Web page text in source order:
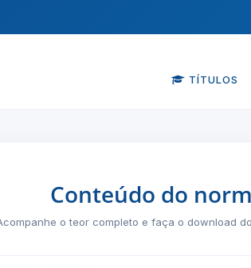
TÍTULOS
Conteúdo do
o teor completo e faça o download